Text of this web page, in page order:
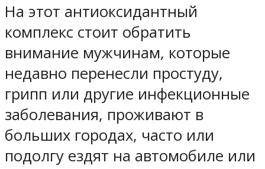
На этот антиоксидантный
комплекс стоит обратить
внимание мужчинам, которые
недавно перенесли простуду,
грипп или другие инфекционные
заболевания, проживают в
больших городах, часто или
подолгу ездят на автомобиле или